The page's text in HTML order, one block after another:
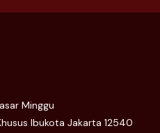
Minggu
Ibukota Jakarta 12540